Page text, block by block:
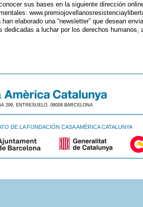
sus bases en la siguiente dirección
han elaborado una “newsletter” que desean
dedicadas a luchar por los derechos
299, ENTRESUELO. 08008 BARCELONA
DE LA FUNDACIÓN CASA AMÈRICA CATALUNYA